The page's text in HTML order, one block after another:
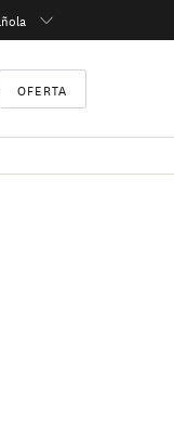
OFERTA